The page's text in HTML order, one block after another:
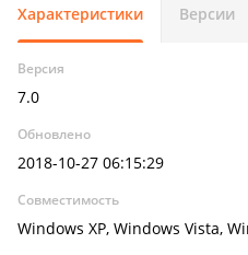
Характеристики Версии
Версия
7.0
Обновлено
2018-10-27 06:15:29
Совместимость
Windows XP, Windows Vista,